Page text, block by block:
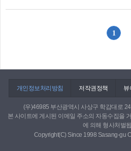
타당성 사업 조사가
40억원을 확보해 재
복원(길이 2.9㎞)할
는 보행육교를 설치
위해 8곳에 노외주
정이다. 한편 사상공
따라 4월 13일부터
1
개인정보처리방침 저작권정책 뷰
(우)46985 부산광역시 사상구 학감대로
본 사이트에 게시된 이메일 주소의 자동수집을
에 의해 형사처벌
Copyright(C) Since 1998 Sasang-gu